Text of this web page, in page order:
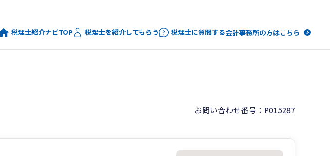
税理士紹介ナビTOP 税理士を紹介してもらう 税理士に質問する会計事務所の方はこちら
お問い合わせ番号：P015287